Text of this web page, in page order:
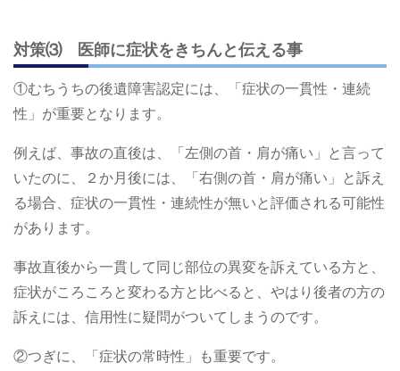
対策⑶ 医師に症状をきちんと伝える事
①むちうちの後遺障害認定には、「症状の一貫性・連続
性」が重要となります。
例えば、事故の直後は、「左側の首・肩が痛い」と言って
いたのに、２か月後には、「右側の首・肩が痛い」と訴え
る場合、症状の一貫性・連続性が無いと評価される可能性
があります。
事故直後から一貫して同じ部位の異変を訴えている方と、
症状がころころと変わる方と比べると、やはり後者の方の
訴えには、信用性に疑問がついてしまうのです。
②つぎに、「症状の常時性」も重要です。